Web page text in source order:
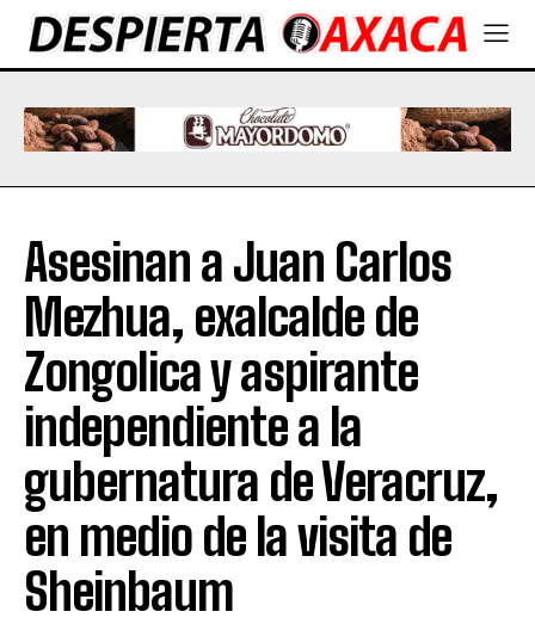
Asesinan a Juan Carlos
Mezhua, exalcalde de
Zongolica y aspirante
independiente a la
gubernatura de Veracruz,
en medio de la visita de
Sheinbaum